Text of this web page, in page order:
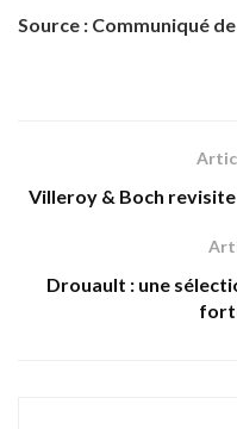
Source : Communiqué
Villeroy & Boch
Drouault : une